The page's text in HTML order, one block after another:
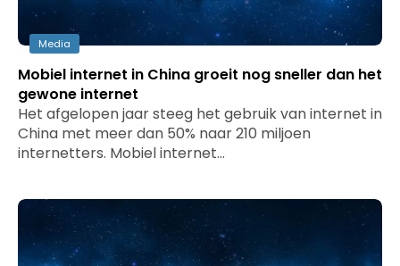
Media
Mobiel internet in China groeit nog sneller dan het
gewone internet
Het afgelopen jaar steeg het gebruik van internet in
China met meer dan 50% naar 210 miljoen
internetters. Mobiel internet…